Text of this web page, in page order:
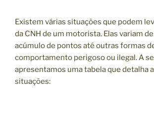
Existem várias situações que podem
da CNH de um motorista. Elas variam
acúmulo de pontos até outras formas
comportamento perigoso ou ilegal. A
apresentamos uma tabela que detalha
situações: